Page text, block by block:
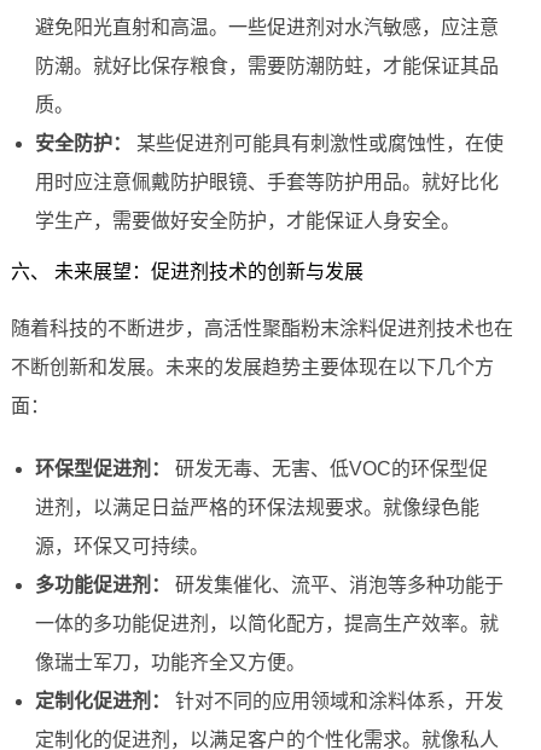
避免阳光直射和高温。一些促进剂对水汽敏感，应注意
防潮。就好比保存粮食，需要防潮防蛀，才能保证其品
质。
安全防护：
某些促进剂可能具有刺激性或腐蚀性，在使
用时应注意佩戴防护眼镜、手套等防护用品。就好比化
学生产，需要做好安全防护，才能保证人身安全。
六、 未来展望：促进剂技术的创新与发展
随着科技的不断进步，高活性聚酯粉末涂料促进剂技术也在
不断创新和发展。未来的发展趋势主要体现在以下几个方
面：
环保型促进剂：
研发无毒、无害、低VOC的环保型促
进剂，以满足日益严格的环保法规要求。就像绿色能
源，环保又可持续。
多功能促进剂：
研发集催化、流平、消泡等多种功能于
一体的多功能促进剂，以简化配方，提高生产效率。就
像瑞士军刀，功能齐全又方便。
定制化促进剂：
针对不同的应用领域和涂料体系，开发
定制化的促进剂，以满足客户的个性化需求。就像私人